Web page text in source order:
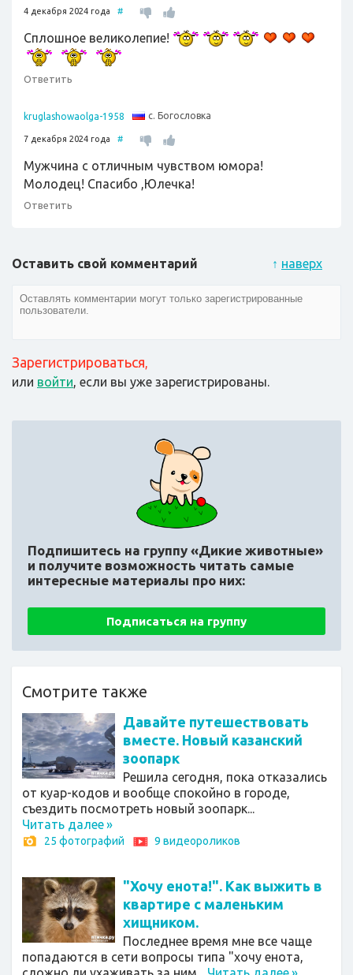
4 декабря 2024 года #
Сплошное великолепие!
Ответить
kruglashowaolga-1958 с. Богословка
7 декабря 2024 года #
Мужчина с отличным чувством юмора!
Молодец! Спасибо ,Юлечка!
Ответить
↑ наверх
Оставить свой комментарий
Зарегистрироваться,
или войти, если вы уже зарегистрированы.
Подпишитесь на группу «Дикие животные»
и получите возможность читать самые
интересные материалы про них:
Подписаться на группу
Смотрите также
Давайте путешествовать
вместе. Новый казанский
зоопарк
Решила сегодня, пока отказались
от куар-кодов и вообще спокойно в городе,
съездить посмотреть новый зоопарк...
Читать далее»
25 фотографий 9 видеороликов
"Хочу енота!". Как выжить в
квартире с маленьким
хищником.
Последнее время мне все чаще
попадаются в сети вопросы типа "хочу енота,